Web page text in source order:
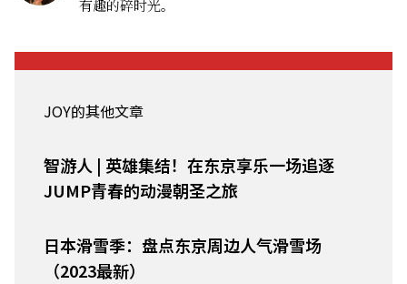
有趣的碎时光。
JOY的其他文章
智游人 | 英雄集结！在东京享乐一场追逐
JUMP青春的动漫朝圣之旅
日本滑雪季：盘点东京周边人气滑雪场
（2023最新）